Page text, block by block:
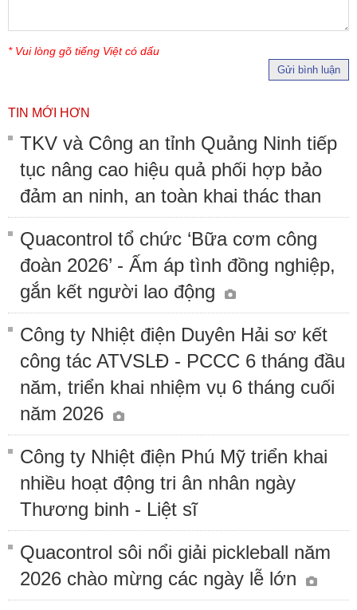
* Vui lòng gõ tiếng Việt có dấu
Gửi bình luận
TIN MỚI HƠN
TKV và Công an tỉnh Quảng Ninh tiếp
tục nâng cao hiệu quả phối hợp bảo
đảm an ninh, an toàn khai thác than
Quacontrol tổ chức ‘Bữa cơm công
đoàn 2026’ - Ấm áp tình đồng nghiệp,
gắn kết người lao động
Công ty Nhiệt điện Duyên Hải sơ kết
công tác ATVSLĐ - PCCC 6 tháng đầu
năm, triển khai nhiệm vụ 6 tháng cuối
năm 2026
Công ty Nhiệt điện Phú Mỹ triển khai
nhiều hoạt động tri ân nhân ngày
Thương binh - Liệt sĩ
Quacontrol sôi nổi giải pickleball năm
2026 chào mừng các ngày lễ lớn